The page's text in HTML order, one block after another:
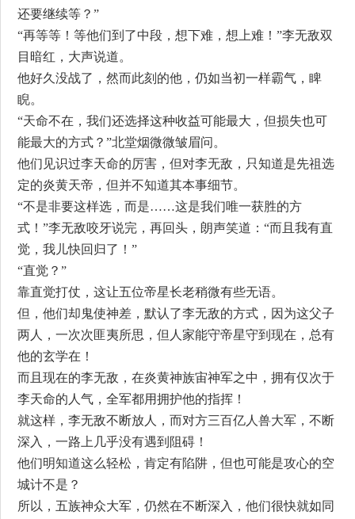
还要继续等？”
“再等等！等他们到了中段，想下难，想上难！”李无敌双
目暗红，大声说道。
他好久没战了，然而此刻的他，仍如当初一样霸气，睥
睨。
“天命不在，我们还选择这种收益可能最大，但损失也可
能最大的方式？”北堂烟微微皱眉问。
他们见识过李天命的厉害，但对李无敌，只知道是先祖选
定的炎黄天帝，但并不知道其本事细节。
“不是非要这样选，而是……这是我们唯一获胜的方
式！”李无敌咬牙说完，再回头，朗声笑道：“而且我有直
觉，我儿快回归了！”
“直觉？”
靠直觉打仗，这让五位帝星长老稍微有些无语。
但，他们却鬼使神差，默认了李无敌的方式，因为这父子
两人，一次次匪夷所思，但人家能守帝星守到现在，总有
他的玄学在！
而且现在的李无敌，在炎黄神族宙神军之中，拥有仅次于
李天命的人气，全军都用拥护他的指挥！
就这样，李无敌不断放人，而对方三百亿人兽大军，不断
深入，一路上几乎没有遇到阻碍！
他们明知道这么轻松，肯定有陷阱，但也可能是攻心的空
城计不是？
所以，五族神众大军，仍然在不断深入，他们很快就如同